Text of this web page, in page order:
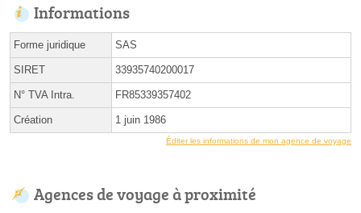
Informations
Forme juridique SAS
SIRET 33935740200017
N° TVA Intra. FR85339357402
Création 1 juin 1986
Éditer les informations de mon agence de voyage
Agences de voyage à proximité